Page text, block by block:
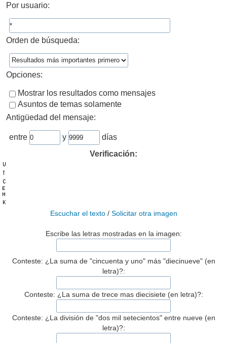
Por usuario:
Orden de búsqueda:
Opciones:
Mostrar los resultados como mensajes
Asuntos de temas solamente
Antigüedad del mensaje:
entre y
días
Verificación:
Escuchar el texto/ Solicitar otra imagen
Escribe las letras mostradas en la imagen:
Conteste: ¿La suma de "cincuenta y uno" más "diecinueve" (en
letra)?:
Conteste: ¿La suma de trece mas diecisiete (en letra)?:
Conteste: ¿La división de "dos mil setecientos" entre nueve (en
letra)?: